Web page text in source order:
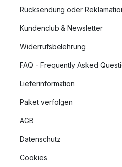
Rücksendung oder
Kundenclub & Newsletter
Widerrufsbelehrung
FAQ - Frequently Asked
Lieferinformation
Paket verfolgen
AGB
Datenschutz
Cookies